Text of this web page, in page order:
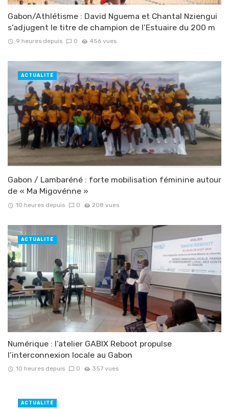
Gabon/Athlétisme : David Nguema et Chantal Nziengui
s’adjugent le titre de champion de l’Estuaire du 200 m
9 heures depuis 0 456 vues
Gabon / Lambaréné : forte mobilisation féminine autour
de « Ma Migovénne »
10 heures depuis 0 208 vues
ACTUALITÉ
Numérique : l’atelier GABIX Reboot propulse
l’interconnexion locale au Gabon
10 heures depuis 0 357 vues
ACTUALITÉ
ACTUALITÉ